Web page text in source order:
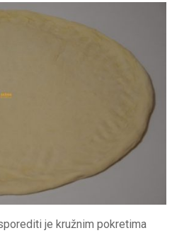
je kružnim pokretima